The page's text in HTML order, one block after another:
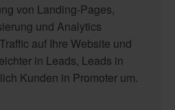
von Landing-Pages,
und Analytics
auf Ihre Website und
in Leads, Leads in
Kunden in Promoter um.